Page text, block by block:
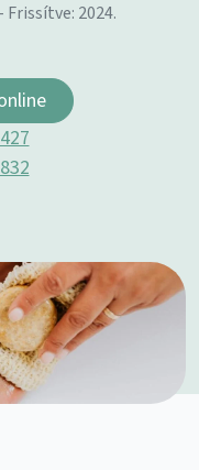
Frissítve: 2024.